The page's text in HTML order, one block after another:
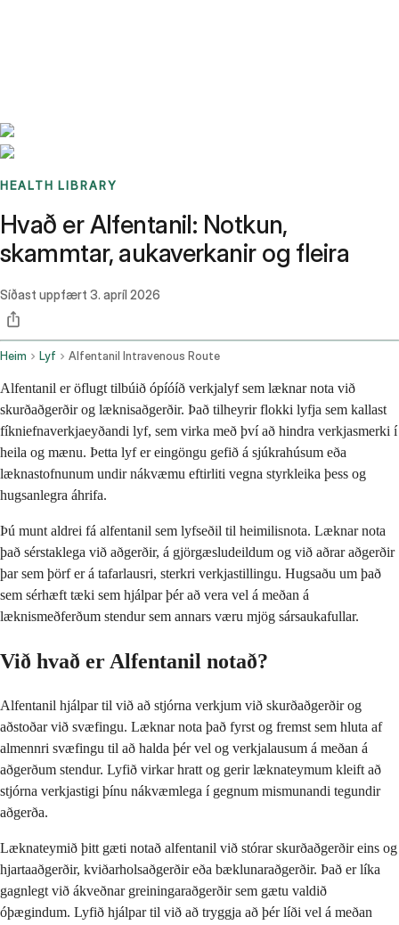
HEALTH LIBRARY
Hvað er Alfentanil: Notkun,
skammtar, aukaverkanir og fleira
Síðast uppfært 3. apríl 2026
Heim Lyf Alfentanil Intravenous Route
Alfentanil er öflugt tilbúið ópíóíð verkjalyf sem læknar nota við
skurðaðgerðir og læknisaðgerðir. Það tilheyrir flokki lyfja sem kallast
fíkniefnaverkjaeyðandi lyf, sem virka með því að hindra verkjasmerki í
heila og mænu. Þetta lyf er eingöngu gefið á sjúkrahúsum eða
læknastofnunum undir nákvæmu eftirliti vegna styrkleika þess og
hugsanlegra áhrifa.
Þú munt aldrei fá alfentanil sem lyfseðil til heimilisnota. Læknar nota
það sérstaklega við aðgerðir, á gjörgæsludeildum og við aðrar aðgerðir
þar sem þörf er á tafarlausri, sterkri verkjastillingu. Hugsaðu um það
sem sérhæft tæki sem hjálpar þér að vera vel á meðan á
læknismeðferðum stendur sem annars væru mjög sársaukafullar.
Við hvað er Alfentanil notað?
Alfentanil hjálpar til við að stjórna verkjum við skurðaðgerðir og
aðstoðar við svæfingu. Læknar nota það fyrst og fremst sem hluta af
almennri svæfingu til að halda þér vel og verkjalausum á meðan á
aðgerðum stendur. Lyfið virkar hratt og gerir læknateymum kleift að
stjórna verkjastigi þínu nákvæmlega í gegnum mismunandi tegundir
aðgerða.
Læknateymið þitt gæti notað alfentanil við stórar skurðaðgerðir eins og
hjartaaðgerðir, kviðarholsaðgerðir eða bæklunaraðgerðir. Það er líka
gagnlegt við ákveðnar greiningaraðgerðir sem gætu valdið
óþægindum. Lyfið hjálpar til við að tryggja að þér líði vel á meðan